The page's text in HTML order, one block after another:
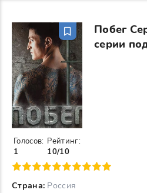
Побег
серии
Страна: Россия
Голосов:
1
Рейтинг:
10/10
7 8 9 10